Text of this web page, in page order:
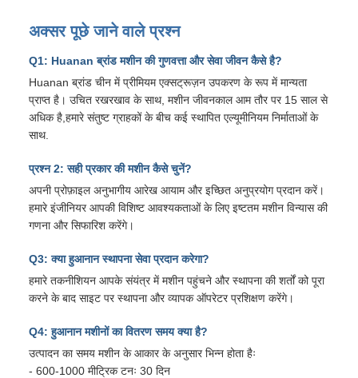
अक्सर पूछे जाने वाले प्रश्न
Q1: Huanan ब्रांड मशीन की गुणवत्ता और सेवा जीवन कैसे है?
Huanan ब्रांड चीन में प्रीमियम एक्सट्रूज़न उपकरण के रूप में मान्यता
प्राप्त है। उचित रखरखाव के साथ, मशीन जीवनकाल आम तौर पर 15 साल से
अधिक है,हमारे संतुष्ट ग्राहकों के बीच कई स्थापित एल्यूमीनियम निर्माताओं के
साथ.
प्रश्न 2: सही प्रकार की मशीन कैसे चुनें?
अपनी प्रोफ़ाइल अनुभागीय आरेख आयाम और इच्छित अनुप्रयोग प्रदान करें।
हमारे इंजीनियर आपकी विशिष्ट आवश्यकताओं के लिए इष्टतम मशीन विन्यास की
गणना और सिफारिश करेंगे।
Q3: क्या हुआनान स्थापना सेवा प्रदान करेगा?
हमारे तकनीशियन आपके संयंत्र में मशीन पहुंचने और स्थापना की शर्तों को पूरा
करने के बाद साइट पर स्थापना और व्यापक ऑपरेटर प्रशिक्षण करेंगे।
Q4: हुआनान मशीनों का वितरण समय क्या है?
उत्पादन का समय मशीन के आकार के अनुसार भिन्न होता हैः
- 600-1000 मीट्रिक टनः 30 दिन